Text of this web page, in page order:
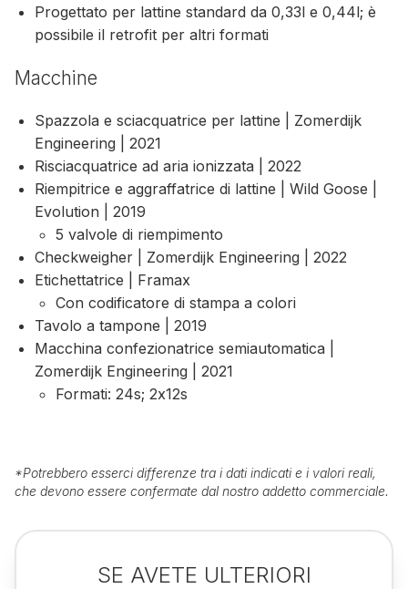
Progettato per lattine standard da 0,33l e 0,44l; è
possibile il retrofit per altri formati
Macchine
Spazzola e sciacquatrice per lattine | Zomerdijk
Engineering | 2021
Risciacquatrice ad aria ionizzata | 2022
Riempitrice e aggraffatrice di lattine | Wild Goose |
Evolution | 2019
5 valvole di riempimento
Checkweigher | Zomerdijk Engineering | 2022
Etichettatrice | Framax
Con codificatore di stampa a colori
Tavolo a tampone | 2019
Macchina confezionatrice semiautomatica |
Zomerdijk Engineering | 2021
Formati: 24s; 2x12s
*Potrebbero esserci differenze tra i dati indicati e i valori reali,
che devono essere confermate dal nostro addetto commerciale.
SE AVETE ULTERIORI